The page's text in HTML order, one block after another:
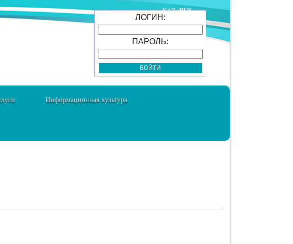
ЛОГИН:
ПАРОЛЬ:
KAZ RUS
Информационная культура